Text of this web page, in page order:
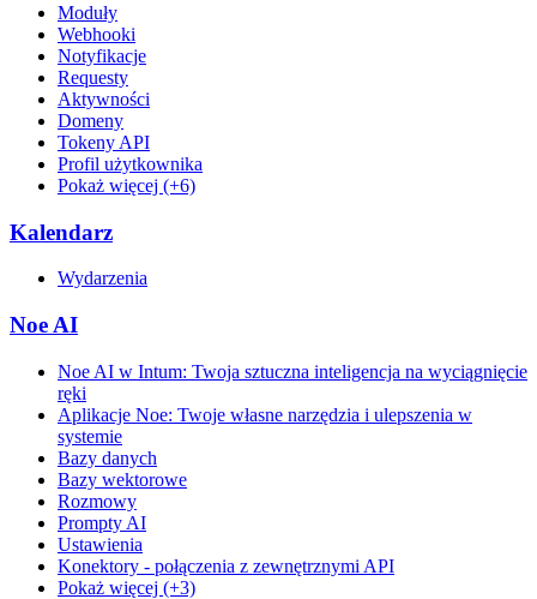
Moduły
Webhooki
Notyfikacje
Requesty
Aktywności
Domeny
Tokeny API
Profil użytkownika
Pokaż więcej (+6)
Kalendarz
Wydarzenia
Noe AI
Noe AI w Intum: Twoja sztuczna inteligencja na wyciągnięcie
ręki
Aplikacje Noe: Twoje własne narzędzia i ulepszenia w
systemie
Bazy danych
Bazy wektorowe
Rozmowy
Prompty AI
Ustawienia
Konektory - połączenia z zewnętrznymi API
Pokaż więcej (+3)